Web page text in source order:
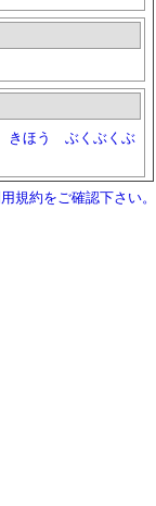
きほう
ぶくぶくぶ
規約をご確認下さい。